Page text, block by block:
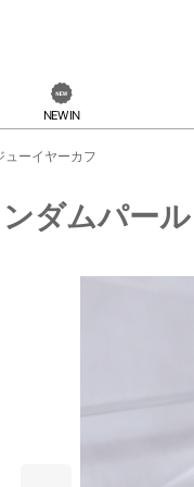
NEW IN
ューイヤーカフ
ダムパー